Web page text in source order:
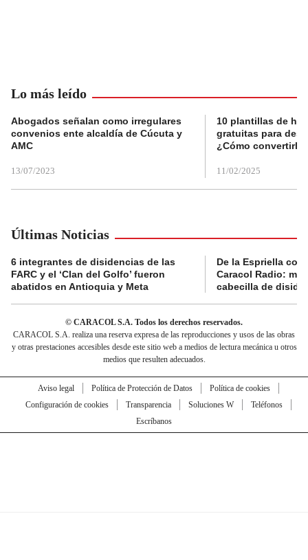
Lo más leído
Abogados señalan como irregulares
convenios ente alcaldía de Cúcuta y
AMC
13/07/2023
10 plantillas de
gratuitas para
¿Cómo convertirla
11/02/2025
Últimas Noticias
6 integrantes de disidencias de las
FARC y el ‘Clan del Golfo’ fueron
abatidos en Antioquia y Meta
De la Espriella
Caracol Radio:
cabecilla de
© CARACOL S.A. Todos los derechos reservados.
CARACOL S.A. realiza una reserva expresa de las reproducciones y usos de las obras
y otras prestaciones accesibles desde este sitio web a medios de lectura mecánica u otros
medios que resulten adecuados.
Aviso legal Política de Protección de Datos
Política de cookies
Configuración de cookies
Transparencia Soluciones W
Teléfonos
Escríbanos